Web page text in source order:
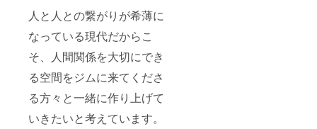
人と人との繋がりが希薄に
なっている現代だからこ
そ、人間関係を大切にでき
る空間をジムに来てくださ
る方々と一緒に作り上げて
いきたいと考えています。